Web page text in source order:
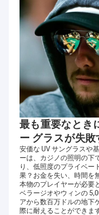
最も重要なとき
ー グラスが失敗
安価な UV サングラスや
ーは、カジノの照明の下
り、低照度のプライベー
果？お金を失い、時間を
本物のプレイヤーが必要
ベラージオやウィンの
アから数百万ドルの地下
際に耐えることができます